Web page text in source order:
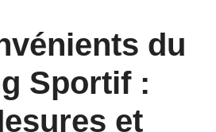
du
Sportif :
et